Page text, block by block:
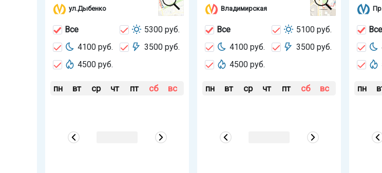
ул.Дыбенко
Все
5300 руб.
4100 руб.
3500 руб.
4500 руб.
пн вт ср чт пт сб вс
Владимирская
Все
5100 руб.
4100 руб.
3500 руб.
4500 руб.
пн вт ср чт пт сб вс
Все
пн